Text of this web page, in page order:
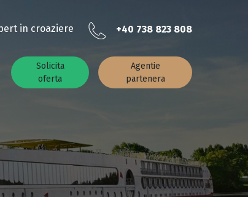
in croaziere +40 738 823 808
Solicita
oferta
Agentie
partenera